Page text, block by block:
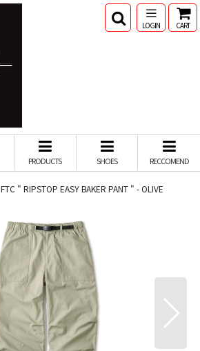
LOGIN CART
PRODUCTS SHOES RECCOMEND
FTC " RIPSTOP EASY BAKER PANT " - OLIVE